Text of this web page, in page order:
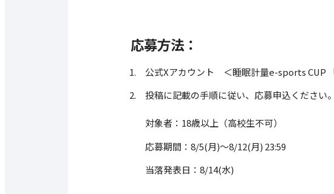
応募方法：
公式Xアカウント ＜睡眠計量e-sports CUP
投稿に記載の手順に従い、応募申込ください。
対象者：18歳以上（高校生不可）
応募期間：8/5(月)～8/12(月) 23:59
当落発表日：8/14(水)